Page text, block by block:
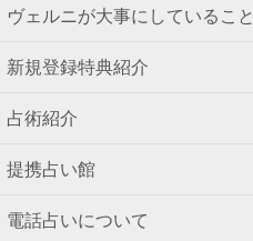
ヴェルニが大事にしていること
新規登録特典紹介
占術紹介
提携占い館
電話占いについて